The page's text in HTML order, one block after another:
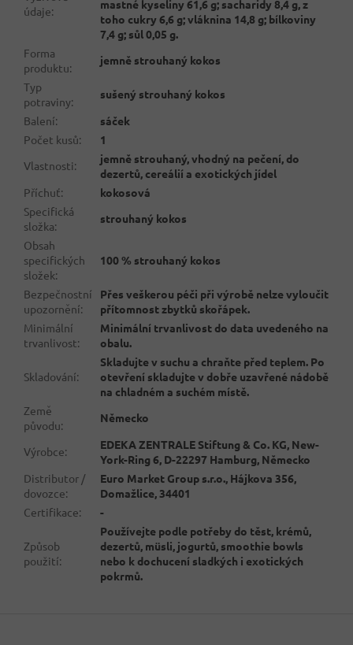
údaje:
mastné kyseliny 61,6 g; sacharidy 8,4 g, z
toho cukry 6,6 g; vláknina 14,8 g; bílkoviny
7,4 g; sůl 0,05 g.
Forma
produktu:
jemně strouhaný kokos
Typ
potraviny:
sušený strouhaný kokos
Balení:
sáček
Počet kusů:
1
Vlastnosti:
jemně strouhaný, vhodný na pečení, do
dezertů, cereálií a exotických jídel
Příchuť:
kokosová
Specifická
složka:
strouhaný kokos
Obsah
specifických
složek:
100 % strouhaný kokos
Bezpečnostní
upozornění:
Přes veškerou péči při výrobě nelze vyloučit
přítomnost zbytků skořápek.
Minimální
trvanlivost:
Minimální trvanlivost do data uvedeného na
obalu.
Skladování:
Skladujte v suchu a chraňte před teplem. Po
otevření skladujte v dobře uzavřené nádobě
na chladném a suchém místě.
Země
původu:
Německo
Výrobce:
EDEKA ZENTRALE Stiftung & Co. KG, New-
York-Ring 6, D-22297 Hamburg, Německo
Distributor /
dovozce:
Euro Market Group s.r.o., Hájkova 356,
Domažlice, 34401
Certifikace: -
Způsob
použití:
Používejte podle potřeby do těst, krémů,
dezertů, müsli, jogurtů, smoothie bowls
nebo k dochucení sladkých i exotických
pokrmů.